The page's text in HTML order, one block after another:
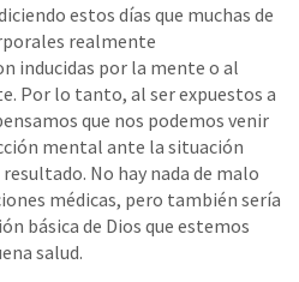
estos días que muchas de
realmente
inducidas por la mente o al
Por lo tanto, al ser expuestos a
que nos podemos venir
mental ante la situación
No hay nada de malo
médicas, pero también sería
básica de Dios que estemos
salud.